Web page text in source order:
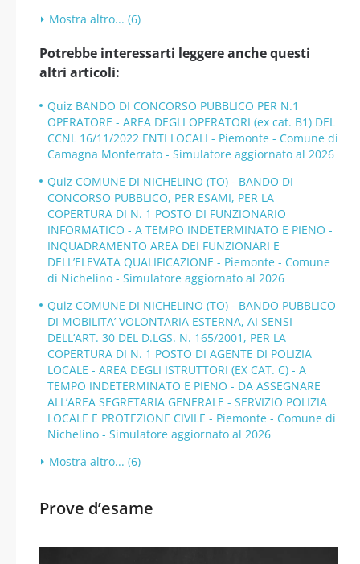
Mostra altro... (6)
Potrebbe interessarti leggere anche questi
altri articoli:
Quiz BANDO DI CONCORSO PUBBLICO PER N.1
OPERATORE - AREA DEGLI OPERATORI (ex cat. B1) DEL
CCNL 16/11/2022 ENTI LOCALI - Piemonte - Comune di
Camagna Monferrato - Simulatore aggiornato al 2026
Quiz COMUNE DI NICHELINO (TO) - BANDO DI
CONCORSO PUBBLICO, PER ESAMI, PER LA
COPERTURA DI N. 1 POSTO DI FUNZIONARIO
INFORMATICO - A TEMPO INDETERMINATO E PIENO -
INQUADRAMENTO AREA DEI FUNZIONARI E
DELL’ELEVATA QUALIFICAZIONE - Piemonte - Comune
di Nichelino - Simulatore aggiornato al 2026
Quiz COMUNE DI NICHELINO (TO) - BANDO PUBBLICO
DI MOBILITA’ VOLONTARIA ESTERNA, AI SENSI
DELL’ART. 30 DEL D.LGS. N. 165/2001, PER LA
COPERTURA DI N. 1 POSTO DI AGENTE DI POLIZIA
LOCALE - AREA DEGLI ISTRUTTORI (EX CAT. C) - A
TEMPO INDETERMINATO E PIENO - DA ASSEGNARE
ALL’AREA SEGRETARIA GENERALE - SERVIZIO POLIZIA
LOCALE E PROTEZIONE CIVILE - Piemonte - Comune di
Nichelino - Simulatore aggiornato al 2026
Mostra altro... (6)
Prove d’esame